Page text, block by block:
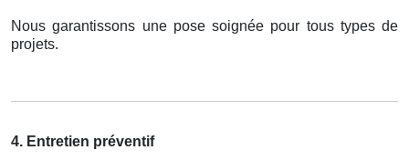
Nous garantissons une pose soignée pour tous types de
projets.
4. Entretien préventif